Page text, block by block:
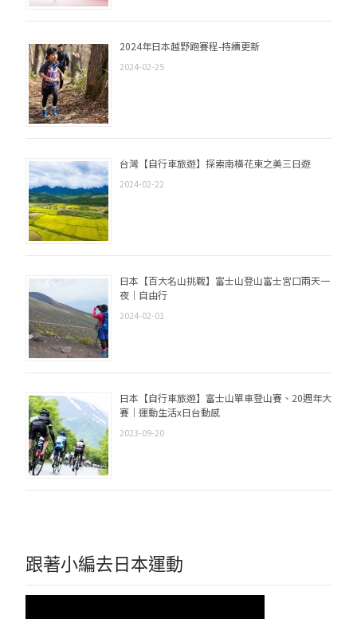
2024年日本越野跑賽程-持續更新
2024-02-25
台灣【自行車旅遊】探索南橫花東之美三日遊
2024-02-22
日本【百大名山挑戰】富士山登山富士宮口兩天一
夜｜自由行
2024-02-01
日本【自行車旅遊】富士山單車登山賽、20週年大
賽｜運動生活x日台動感
2023-09-20
跟著小編去日本運動